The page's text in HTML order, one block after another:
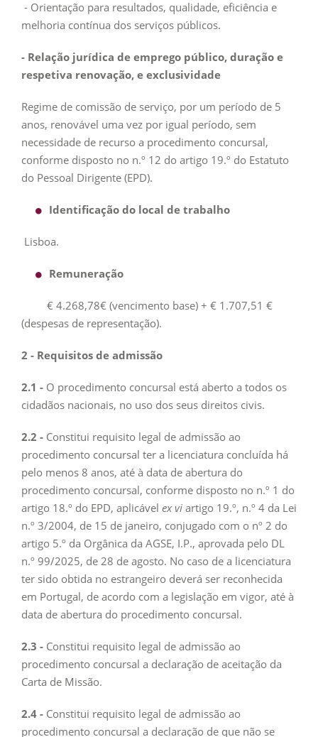
- Orientação para resultados, qualidade, eficiência e
melhoria contínua dos serviços públicos.
- Relação jurídica de emprego público, duração e
respetiva renovação, e exclusividade
Regime de comissão de serviço, por um período de 5
anos, renovável uma vez por igual período, sem
necessidade de recurso a procedimento concursal,
conforme disposto no n.º 12 do artigo 19.º do Estatuto
do Pessoal Dirigente (EPD).
Identificação do local de trabalho
Lisboa.
Remuneração
€ 4.268,78€ (vencimento base) + € 1.707,51 €
(despesas de representação).
2 - Requisitos de admissão
2.1 - O procedimento concursal está aberto a todos os
cidadãos nacionais, no uso dos seus direitos civis.
2.2 - Constitui requisito legal de admissão ao
procedimento concursal ter a licenciatura concluída há
pelo menos 8 anos, até à data de abertura do
procedimento concursal, conforme disposto no n.º 1 do
artigo 18.º do EPD, aplicável ex vi artigo 19.º, n.º 4 da Lei
n.º 3/2004, de 15 de janeiro, conjugado com o nº 2 do
artigo 5.º da Orgânica da AGSE, I.P., aprovada pelo DL
n.º 99/2025, de 28 de agosto. No caso de a licenciatura
ter sido obtida no estrangeiro deverá ser reconhecida
em Portugal, de acordo com a legislação em vigor, até à
data de abertura do procedimento concursal.
2.3 - Constitui requisito legal de admissão ao
procedimento concursal a declaração de aceitação da
Carta de Missão.
2.4 - Constitui requisito legal de admissão ao
procedimento concursal a declaração de que não se